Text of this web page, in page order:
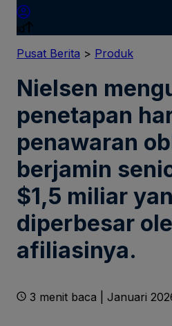
id
Pusat Berita > Produk
Nielsen
penetapan
penawaran
berjamin
$1,5 miliar
diperbesar
afiliasinya.
3 menit baca | Januari